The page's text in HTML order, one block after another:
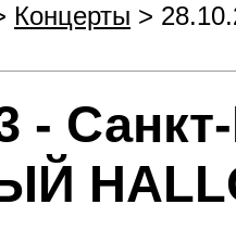
Концерты >
-